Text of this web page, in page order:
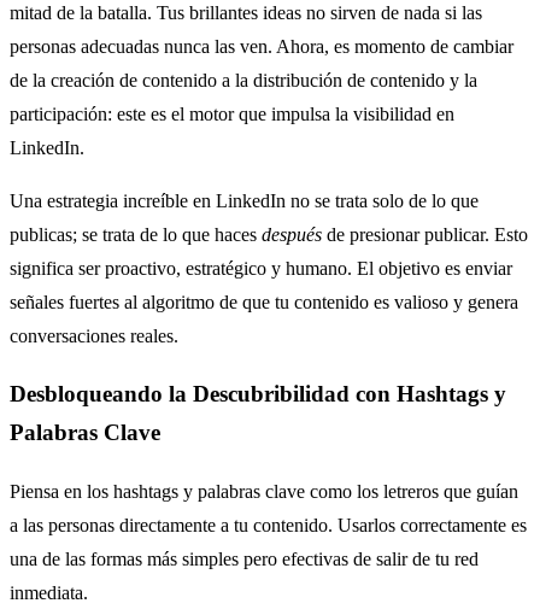
mitad de la batalla. Tus brillantes ideas no sirven de nada si las
personas adecuadas nunca las ven. Ahora, es momento de cambiar
de la creación de contenido a la distribución de contenido y la
participación: este es el motor que impulsa la visibilidad en
LinkedIn.
Una estrategia increíble en LinkedIn no se trata solo de lo que
publicas; se trata de lo que haces después de presionar publicar. Esto
significa ser proactivo, estratégico y humano. El objetivo es enviar
señales fuertes al algoritmo de que tu contenido es valioso y genera
conversaciones reales.
Desbloqueando la Descubribilidad con Hashtags y
Palabras Clave
Piensa en los hashtags y palabras clave como los letreros que guían
a las personas directamente a tu contenido. Usarlos correctamente es
una de las formas más simples pero efectivas de salir de tu red
inmediata.